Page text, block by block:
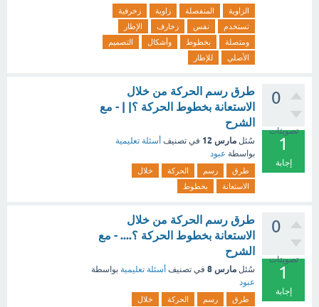
الزاوية المنفصلة زاوية
زخرفية
تستخدم
نفس زخارف
الإطار
ومتصلة
بخطوط وأشكال
التصميم
الأصلي
للإطار
0
تصويتات
1
إجابة
طرق رسم الحركة من خلال
الاستعانة بخطوط الحركة ؟| | - مع
الشرح
سُئل مارس 12 في تصنيف أسئلة تعليمية
بواسطة عبود
طرق رسم الحركة
خلال
الاستعانة
بخطوط
0
تصويتات
1
إجابة
طرق رسم الحركة من خلال
الاستعانة بخطوط الحركة ؟.... - مع
الشرح
سُئل مارس 8 في تصنيف أسئلة تعليمية بواسطة
عبود
طرق رسم الحركة
خلال